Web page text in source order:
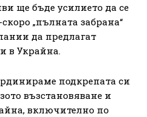
ще бъде усилието да се
„пълната забрана“
да предлагат
в Украйна.
подкрепата си
възстановяване и
включително по